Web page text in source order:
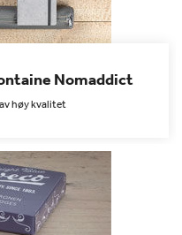
Nomaddict
høy kvalitet